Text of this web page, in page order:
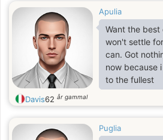
Apulia
Want the
won't settle for less. Be the best i
can. Got
now because
to the fullest
Davis62 år gammal
Puglia